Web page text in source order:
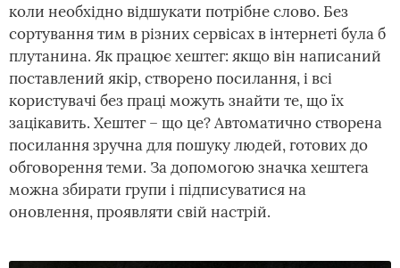
коли необхідно відшукати потрібне слово. Без
сортування тим в різних сервісах в інтернеті була б
плутанина. Як працює хештег: якщо він написаний
поставлений якір, створено посилання, і всі
користувачі без праці можуть знайти те, що їх
зацікавить. Хештег – що це? Автоматично створена
посилання зручна для пошуку людей, готових до
обговорення теми. За допомогою значка хештега
можна збирати групи і підписуватися на
оновлення, проявляти свій настрій.